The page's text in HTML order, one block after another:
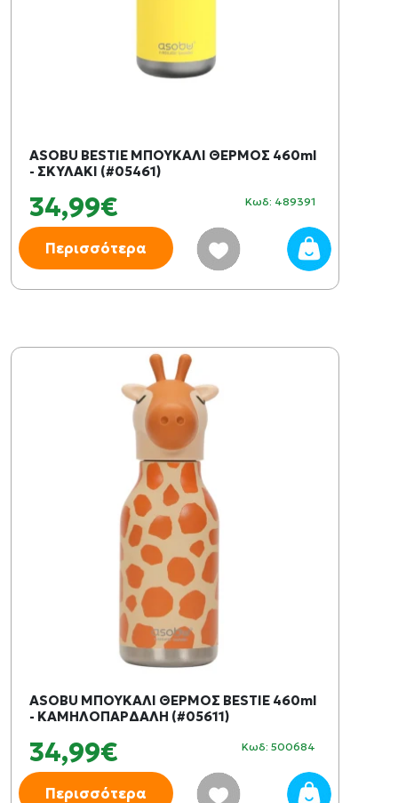
ASOBU BESTIE ΜΠΟΥΚΑΛΙ ΘΕΡΜΟΣ 460ml
- ΣΚΥΛΑΚΙ (#05461)
34,99€ Κωδ: 489391
Περισσότερα
ASOBU ΜΠΟΥΚΑΛΙ ΘΕΡΜΟΣ BESTIE 460ml
- ΚΑΜΗΛΟΠΑΡΔΑΛΗ (#05611)
34,99€ Κωδ: 500684
Περισσότερα